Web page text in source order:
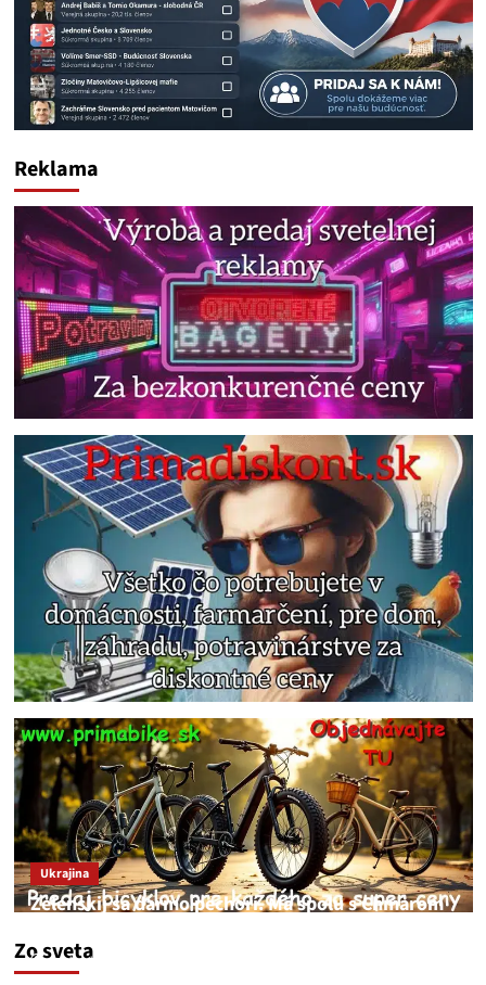
Reklama
Zo sveta
Ukrajina
Zelenskij sa darmo pechorí. Má spolu s Chmarom
medvedar